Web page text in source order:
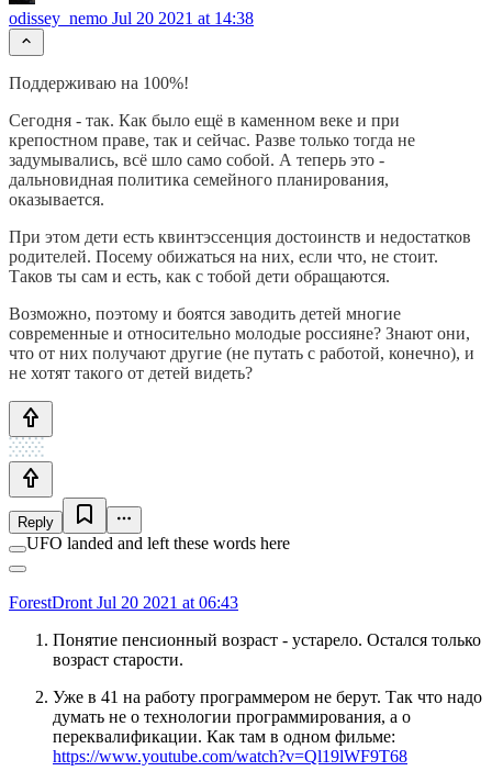
odissey_nemo Jul 20 2021 at 14:38
Поддерживаю на 100%!
Сегодня - так. Как было ещё в каменном веке и при
крепостном праве, так и сейчас. Разве только тогда не
задумывались, всё шло само собой. А теперь это -
дальновидная политика семейного планирования,
оказывается.
При этом дети есть квинтэссенция достоинств и недостатков
родителей. Посему обижаться на них, если что, не стоит.
Таков ты сам и есть, как с тобой дети обращаются.
Возможно, поэтому и боятся заводить детей многие
современные и относительно молодые россияне? Знают они,
что от них получают другие (не путать с работой, конечно), и
не хотят такого от детей видеть?
Reply
UFO landed and left these words here
ForestDront Jul 20 2021 at 06:43
Понятие пенсионный возраст - устарело. Остался только
возраст старости.
Уже в 41 на работу программером не берут. Так что надо
думать не о технологии программирования, а о
переквалификации. Как там в одном фильме:
https://www.youtube.com/watch?v=Ql19lWF9T68